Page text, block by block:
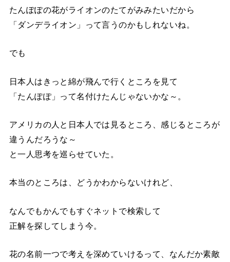
たんぽぽの花がライオンのたてがみみたいだから
「ダンデライオン」って言うのかもしれないね。
でも
日本人はきっと綿が飛んで行くところを見て
「たんぽぽ」って名付けたんじゃないかな～。
アメリカの人と日本人では見るところ、感じるところが
違うんだろうな～
と一人思考を巡らせていた。
本当のところは、どうかわからないけれど、
なんでもかんでもすぐネットで検索して
正解を探してしまう今。
花の名前一つで考えを深めていけるって、なんだか素敵